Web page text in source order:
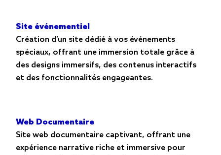
Site événementiel
Création d’un site dédié à vos événements
spéciaux, offrant une immersion totale grâce à
des designs immersifs, des contenus interactifs
et des fonctionnalités engageantes.
Web Documentaire
Site web documentaire captivant, offrant une
expérience narrative riche et immersive pour